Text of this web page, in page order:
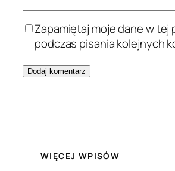
Zapamiętaj moje dane w tej
podczas pisania kolejnych
WIĘCEJ WPISÓW